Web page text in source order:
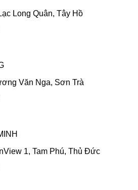
Long Quân, Tây Hồ
Văn Nga, Sơn Trà
1, Tam Phú, Thủ Đức